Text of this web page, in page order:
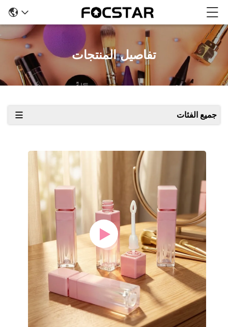
تفاصيل المنتجات
جميع الفئات